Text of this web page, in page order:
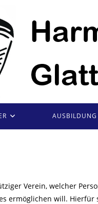
AUSBILDUNG
Verein, welcher
ermöglichen will.